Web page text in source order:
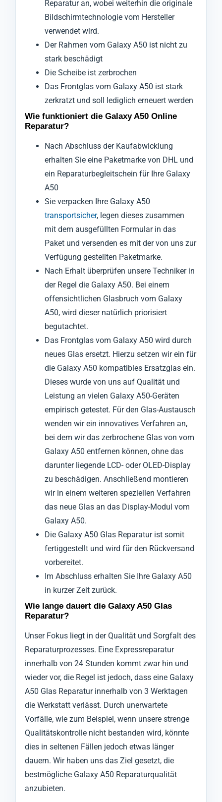
Reparatur an, wobei weiterhin die originale
Bildschirmtechnologie vom Hersteller
verwendet wird.
Der Rahmen vom Galaxy A50 ist nicht zu
stark beschädigt
Die Scheibe ist zerbrochen
Das Frontglas vom Galaxy A50 ist stark
zerkratzt und soll lediglich erneuert werden
Wie funktioniert die Galaxy A50 Online
Reparatur?
Nach Abschluss der Kaufabwicklung
erhalten Sie eine Paketmarke von DHL und
ein Reparaturbegleitschein für Ihre Galaxy
A50
Sie verpacken Ihre Galaxy A50
transportsicher, legen dieses zusammen
mit dem ausgefüllten Formular in das
Paket und versenden es mit der von uns zur
Verfügung gestellten Paketmarke.
Nach Erhalt überprüfen unsere Techniker in
der Regel die Galaxy A50. Bei einem
offensichtlichen Glasbruch vom Galaxy
A50, wird dieser natürlich priorisiert
begutachtet.
Das Frontglas vom Galaxy A50 wird durch
neues Glas ersetzt. Hierzu setzen wir ein für
die Galaxy A50 kompatibles Ersatzglas ein.
Dieses wurde von uns auf Qualität und
Leistung an vielen Galaxy A50-Geräten
empirisch getestet. Für den Glas-Austausch
wenden wir ein innovatives Verfahren an,
bei dem wir das zerbrochene Glas von vom
Galaxy A50 entfernen können, ohne das
darunter liegende LCD- oder OLED-Display
zu beschädigen. Anschließend montieren
wir in einem weiteren speziellen Verfahren
das neue Glas an das Display-Modul vom
Galaxy A50.
Die Galaxy A50 Glas Reparatur ist somit
fertiggestellt und wird für den Rückversand
vorbereitet.
Im Abschluss erhalten Sie Ihre Galaxy A50
in kurzer Zeit zurück.
Wie lange dauert die Galaxy A50 Glas
Reparatur?
Unser Fokus liegt in der Qualität und Sorgfalt des
Reparaturprozesses. Eine Expressreparatur
innerhalb von 24 Stunden kommt zwar hin und
wieder vor, die Regel ist jedoch, dass eine Galaxy
A50 Glas Reparatur innerhalb von 3 Werktagen
die Werkstatt verlässt. Durch unerwartete
Vorfälle, wie zum Beispiel, wenn unsere strenge
Qualitätskontrolle nicht bestanden wird, könnte
dies in seltenen Fällen jedoch etwas länger
dauern. Wir haben uns das Ziel gesetzt, die
bestmögliche Galaxy A50 Reparaturqualität
anzubieten.